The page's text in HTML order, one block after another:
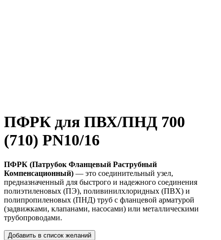
ПФРК для ПВХ/ПНД 700
(710) PN10/16
ПФРК (Патрубок Фланцевый Раструбный
Компенсационный) — это соединительный узел,
предназначенный для быстрого и надежного соединения
полиэтиленовых (ПЭ), поливинилхлоридных (ПВХ) и
полипропиленовых (ПНД) труб с фланцевой арматурой
(задвижками, клапанами, насосами) или металлическими
трубопроводами.
Добавить в список желаний